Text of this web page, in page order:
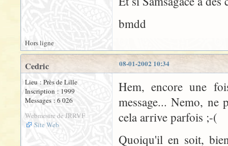
bmdd
Hors ligne
08-01-2002 10:34
Cedric
Lieu : Près de Lille
Inscription : 1999
Messages : 6 026
Webmestre de JRRVF
Site Web
Hem, encore une
message... Nemo, ne
cela arrive parfois ;-(
Quoiqu'il en soit,